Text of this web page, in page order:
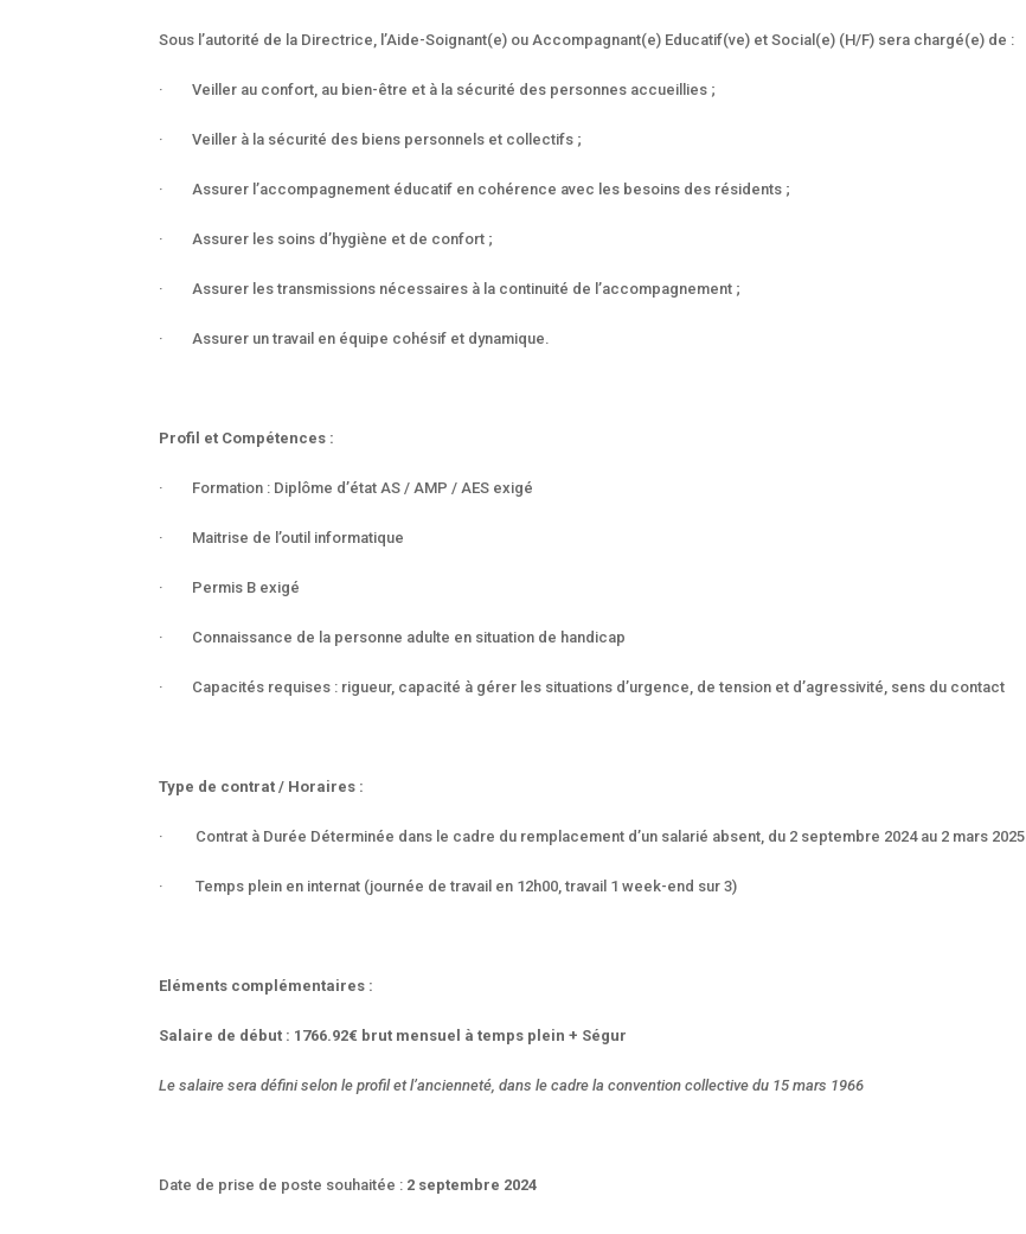
Sous l’autorité de la Directrice, l’Aide-Soignant(e) ou Accompagnant(e) Educatif(ve) et Social(e) (H/F) sera chargé(e) de :
· Veiller au confort, au bien-être et à la sécurité des personnes accueillies ;
· Veiller à la sécurité des biens personnels et collectifs ;
· Assurer l’accompagnement éducatif en cohérence avec les besoins des résidents ;
· Assurer les soins d’hygiène et de confort ;
· Assurer les transmissions nécessaires à la continuité de l’accompagnement ;
· Assurer un travail en équipe cohésif et dynamique.
Profil et Compétences :
· Formation : Diplôme d’état AS / AMP / AES exigé
· Maitrise de l’outil informatique
· Permis B exigé
· Connaissance de la personne adulte en situation de handicap
· Capacités requises : rigueur, capacité à gérer les situations d’urgence, de tension et d’agressivité, sens du contact
Type de contrat / Horaires :
· Contrat à Durée Déterminée dans le cadre du remplacement d’un salarié absent, du 2 septembre 2024 au 2 mars 2025
· Temps plein en internat (journée de travail en 12h00, travail 1 week-end sur 3)
Eléments complémentaires :
Salaire de début : 1766.92€ brut mensuel à temps plein + Ségur
Le salaire sera défini selon le profil et l’ancienneté, dans le cadre la convention collective du 15 mars 1966
Date de prise de poste souhaitée : 2 septembre 2024